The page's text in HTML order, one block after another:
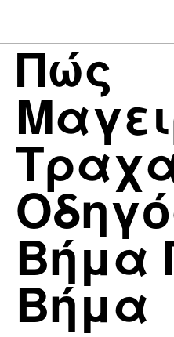
Πώς
Βήμα
Βήμα